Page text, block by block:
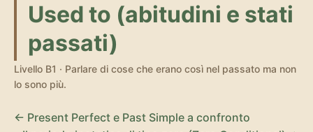
Used to (abitudini e stati
passati)
Livello B1 · Parlare di cose che erano così nel passato ma non
lo sono più.
← Present Perfect e Past Simple a confronto